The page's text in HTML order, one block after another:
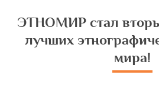
ЭТНОМИР стал
лучших
мира!